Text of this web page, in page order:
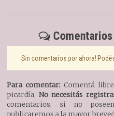
Sin comentarios por ahora!
Para comentar: Comentá
picardía.No necesitás
comentarios, si no